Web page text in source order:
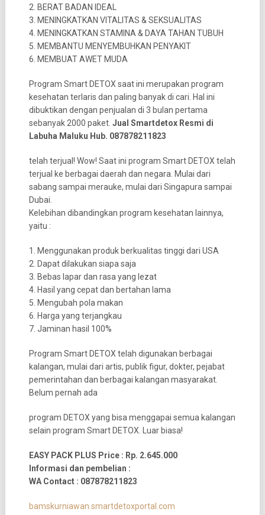
2. BERAT BADAN IDEAL
3. MENINGKATKAN VITALITAS & SEKSUALITAS
4. MENINGKATKAN STAMINA & DAYA TAHAN TUBUH
5. MEMBANTU MENYEMBUHKAN PENYAKIT
6. MEMBUAT AWET MUDA
Program Smart DETOX saat ini merupakan program
kesehatan terlaris dan paling banyak di cari. Hal ini
dibuktikan dengan penjualan di 3 bulan pertama
sebanyak 2000 paket. Jual Smartdetox Resmi di
Labuha Maluku Hub. 087878211823
telah terjual! Wow! Saat ini program Smart DETOX telah
terjual ke berbagai daerah dan negara. Mulai dari
sabang sampai merauke, mulai dari Singapura sampai
Dubai.
Kelebihan dibandingkan program kesehatan lainnya,
yaitu :
1. Menggunakan produk berkualitas tinggi dari USA
2. Dapat dilakukan siapa saja
3. Bebas lapar dan rasa yang lezat
4. Hasil yang cepat dan bertahan lama
5. Mengubah pola makan
6. Harga yang terjangkau
7. Jaminan hasil 100%
Program Smart DETOX telah digunakan berbagai
kalangan, mulai dari artis, publik figur, dokter, pejabat
pemerintahan dan berbagai kalangan masyarakat.
Belum pernah ada
program DETOX yang bisa menggapai semua kalangan
selain program Smart DETOX. Luar biasa!
EASY PACK PLUS Price : Rp. 2.645.000
Informasi dan pembelian :
WA Contact : 087878211823
bamskurniawan.smartdetoxportal.com